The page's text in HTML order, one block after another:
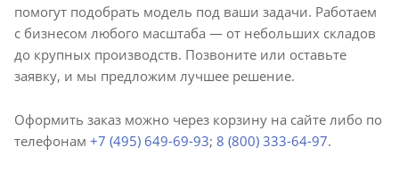
помогут подобрать модель под ваши задачи. Работаем
с бизнесом любого масштаба — от небольших складов
до крупных производств. Позвоните или оставьте
заявку, и мы предложим лучшее решение.
Оформить заказ можно через корзину на сайте либо по
телефонам +7 (495) 649-69-93; 8 (800) 333-64-97.